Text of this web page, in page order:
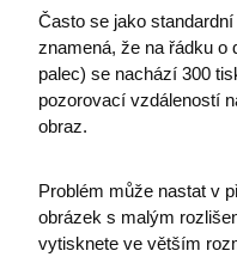
Často se jako
znamená, že na řádku o
palec) se nachází 300
pozorovací vzdáleností
obraz.
Problém může nastat v
obrázek s malým
vytisknete ve větším